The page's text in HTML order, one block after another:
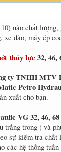
) nào chất lượng,
xe đào, máy ép
thủy lực 32, 46,
ty TNHH MTV
Petro
xuất cho bạn.
VG 32, 46, 68
trắng trong ) và
sự kiểm tra chất
hệ thống tuần